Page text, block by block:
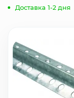
Быстрый заказ
Избранное
Сравнение
В корзину
Доставка 1-2 дня